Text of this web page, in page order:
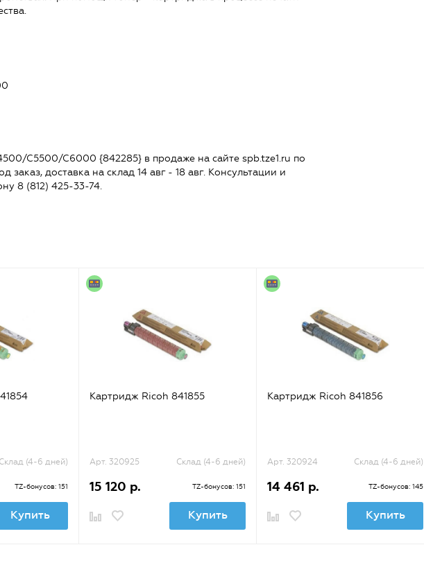
C5500/C6000 {842285} в продаже на сайте spb.tze1.ru по
доставка на склад 14 авг - 18 авг. Консультации и
8 (812) 425-33-74.
Склад (4-6 дней)
TZ-бонусов: 151
Купить
Картридж Ricoh 841855
Арт. 320925 Склад (4-6 дней)
15 120 р. TZ-бонусов: 151
Купить
Картридж Ricoh 841856
Арт. 320924 Склад (4-6 дней)
14 461 р. TZ-бонусов: 145
Купить